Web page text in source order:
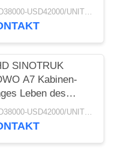
USD38000-USD42000/UNIT)negotiation MOQ:1 EINHEIT
SINOTRUK
A7 Kabinen-
Leben des
Kipper-
USD38000-USD42000/UNIT)negotiation MOQ:1 EINHEIT